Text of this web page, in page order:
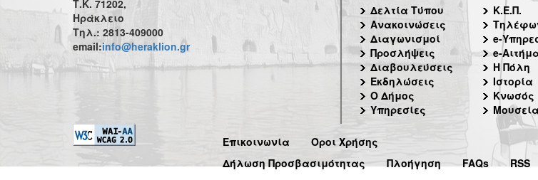
Τ.Κ. 71202,
Ηράκλειο
Τηλ.: 2813-409000
email:info@heraklion.gr
Δελτία Τύπου
Ανακοινώσεις
Διαγωνισμοί
Προσλήψεις
Διαβουλεύσεις
Εκδηλώσεις
Ο Δήμος
Υπηρεσίες
Κ.Ε.Π.
e-
e-
Η Πόλη
Ιστορία
Κνωσός
Μουσεία
Επικοινωνία
Όροι Χρήσης
Δήλωση Προσβασιμότητας
Πλοήγηση FAQs RSS